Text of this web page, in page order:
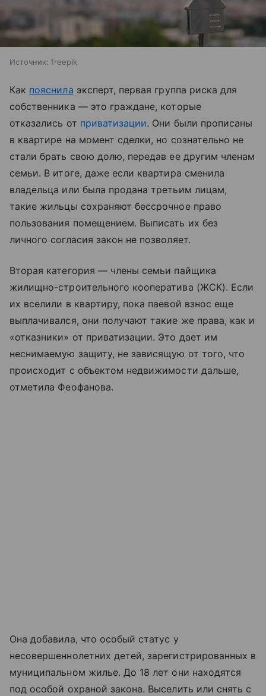
Источник: freepik
Как пояснила эксперт, первая группа риска для
собственника — это граждане, которые
отказались от приватизации. Они были прописаны
в квартире на момент сделки, но сознательно не
стали брать свою долю, передав ее другим членам
семьи. В итоге, даже если квартира сменила
владельца или была продана третьим лицам,
такие жильцы сохраняют бессрочное право
пользования помещением. Выписать их без
личного согласия закон не позволяет.
Вторая категория — члены семьи пайщика
жилищно-строительного кооператива (ЖСК). Если
их вселили в квартиру, пока паевой взнос еще
выплачивался, они получают такие же права, как и
«отказники» от приватизации. Это дает им
неснимаемую защиту, не зависящую от того, что
происходит с объектом недвижимости дальше,
отметила Феофанова.
Она добавила, что особый статус у
несовершеннолетних детей, зарегистрированных в
муниципальном жилье. До 18 лет они находятся
под особой охраной закона. Выселить или снять с